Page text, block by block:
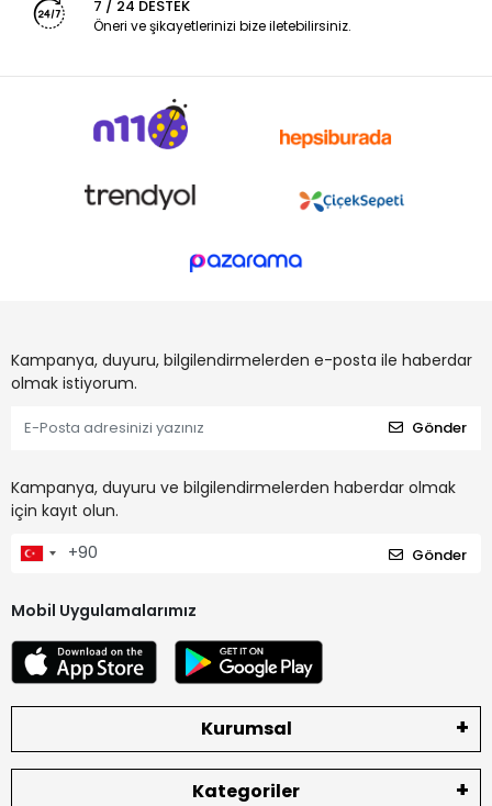
7 / 24 DESTEK
Öneri ve şikayetlerinizi bize iletebilirsiniz.
Kampanya, duyuru, bilgilendirmelerden e-posta ile haberdar
olmak istiyorum.
Gönder
Kampanya, duyuru ve bilgilendirmelerden haberdar olmak
için kayıt olun.
Gönder
Mobil Uygulamalarımız
Kurumsal
Kategoriler